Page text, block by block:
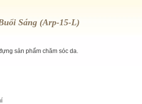
Sáng (arp-15-L)
sản phẩm chăm sóc da.